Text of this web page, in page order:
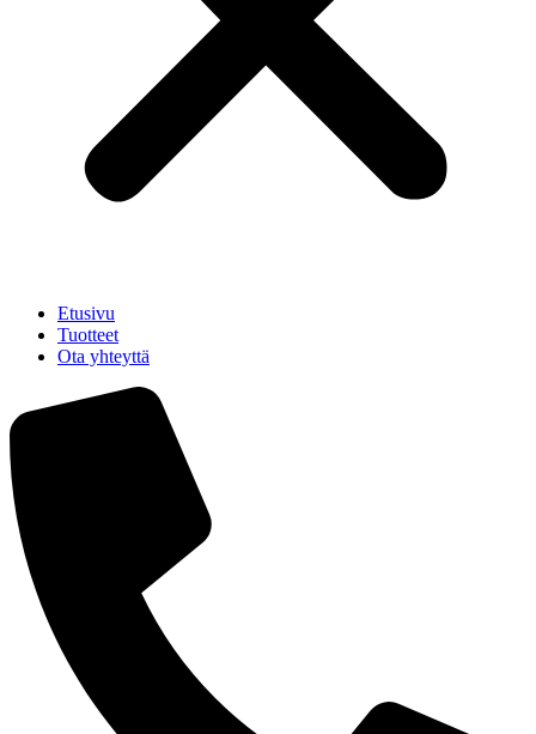
Etusivu
Tuotteet
Ota yhteyttä